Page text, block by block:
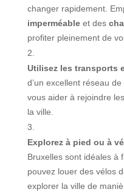
changer rapidement.
imperméableet des
profiter pleinement de
Utilisez les transports
d’un excellent réseau de
vous aider à rejoindre
la ville.
Explorez à pied ou à
Bruxelles sont idéales à
pouvez louer des vélos
explorer la ville de